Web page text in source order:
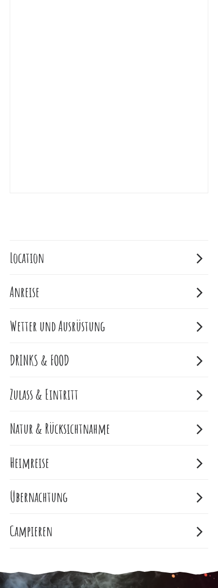
Location
Anreise
Wetter und Ausrüstung
DRINKS & FOOD
Zulass & Eintritt
Natur & Rücksichtnahme
Heimreise
Übernachtung
Campieren